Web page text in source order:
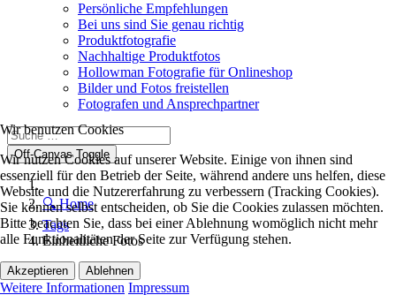
Persönliche Empfehlungen
Bei uns sind Sie genau richtig
Produktfotografie
Nachhaltige Produktfotos
Hollowman Fotografie für Onlineshop
Bilder und Fotos freistellen
Fotografen und Ansprechpartner
Off-Canvas Toggle
🔍 Home
Tags
Einheitliche Fotos
Wir benutzen Cookies
Wir nutzen Cookies auf unserer Website. Einige von ihnen sind
essenziell für den Betrieb der Seite, während andere uns helfen, diese
Website und die Nutzererfahrung zu verbessern (Tracking Cookies).
Sie können selbst entscheiden, ob Sie die Cookies zulassen möchten.
Bitte beachten Sie, dass bei einer Ablehnung womöglich nicht mehr
alle Funktionalitäten der Seite zur Verfügung stehen.
Akzeptieren Ablehnen
Weitere Informationen Impressum